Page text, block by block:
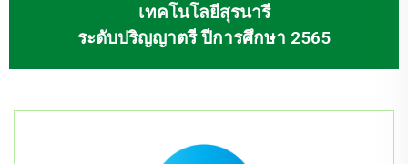
เทคโนโลยีสุรนารี
ระดับปริญญาตรี ปีการศึกษา 2565